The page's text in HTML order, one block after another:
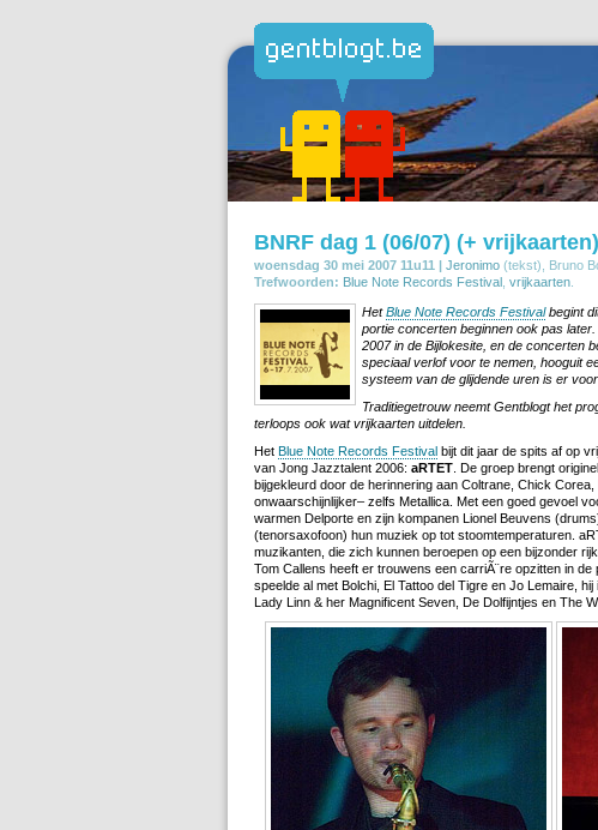
BNRF dag 1 (06/07) (+ vrijkaarten)
woensdag 30 mei 2007 11u11 | Jeronimo (tekst), Bruno
Trefwoorden: Blue Note Records Festival vrijkaarten
HetBlue Note Records Festivalbegint
portie concerten beginnen ook pas
2007 in de Bijlokesite, en de concerten
speciaal verlof voor te nemen, hooguit
systeem van de glijdende uren is er
Traditiegetrouw neemt Gentblogt het
terloops ook wat vrijkaarten uitdelen.
Het Blue Note Records Festival bijt dit jaar de spits af op
van Jong Jazztalent 2006: aRTET . De groep brengt
bijgekleurd door de herinnering aan Coltrane, Chick
onwaarschijnlijker– zelfs Metallica. Met een goed gevoel
warmen Delporte en zijn kompanen Lionel Beuvens
(tenorsaxofoon) hun muziek op tot stoomtemperaturen.
muzikanten, die zich kunnen beroepen op een bijzonder
Tom Callens heeft er trouwens een carriÃ¨re opzitten in
speelde al met Bolchi, El Tattoo del Tigre en Jo Lemaire,
Lady Linn & her Magnificent Seven, De Dolfijntjes en The